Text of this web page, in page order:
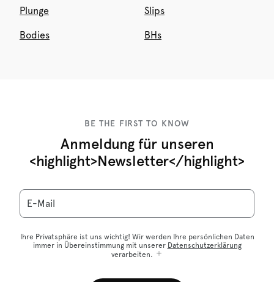
Plunge Slips
Bodies BHs
BE THE FIRST TO KNOW
Anmeldung für unseren
<highlight>Newsletter</highlight>
E-Mail
Ihre Privatsphäre ist uns wichtig! Wir werden Ihre persönlichen Daten
immer in Übereinstimmung mit unserer Datenschutzerklärung
verarbeiten.